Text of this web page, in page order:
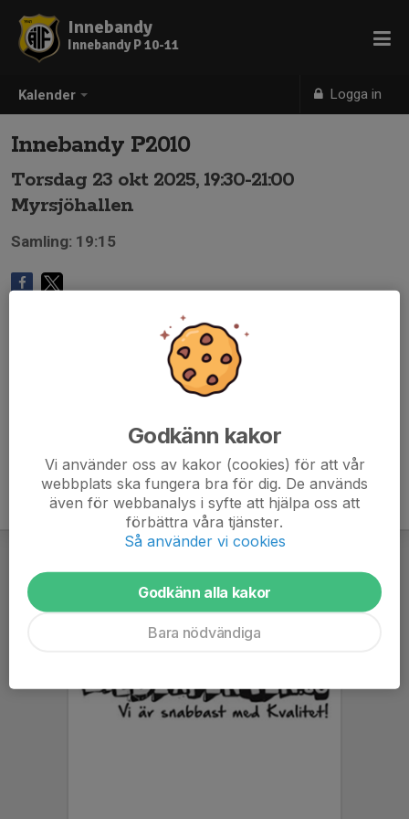
Kalender Logga in
Innebandy
Innebandy P 10-11
Innebandy P2010
Torsdag 23 okt 2025, 19:30-21:00
Myrsjöhallen
Samling: 19:15
Godkänn kakor
Vi använder oss av kakor (cookies) för att vår
webbplats ska fungera bra för dig. De används
även för webbanalys i syfte att hjälpa oss att
förbättra våra tjänster.
Så använder vi cookies
Godkänn alla kakor
Bara nödvändiga